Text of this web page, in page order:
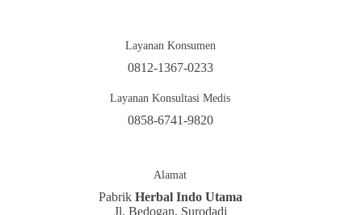
Layanan Konsumen
0812-1367-0233
Layanan Konsultasi Medis
0858-6741-9820
Alamat
Pabrik Herbal Indo Utama
Jl. Bedogan, Surodadi